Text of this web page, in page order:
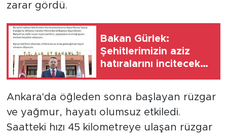
zarar gördü.
Bakan Gürlek:
Şehitlerimizin aziz
hatıralarını incitecek
Ankara'da öğleden sonra başlayan rüzgar
ve yağmur, hayatı olumsuz etkiledi.
Saatteki hızı 45 kilometreye ulaşan rüzgar